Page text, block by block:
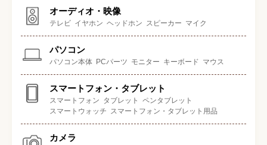
オーディオ・映像
テレビ イヤホン ヘッドホン スピーカー マイク
パソコン
パソコン本体 PCパーツ モニター キーボード マウス
スマートフォン・タブレット
スマートフォン タブレット
ペンタブレット
スマートウォッチ スマートフォン・タブレット用品
カメラ